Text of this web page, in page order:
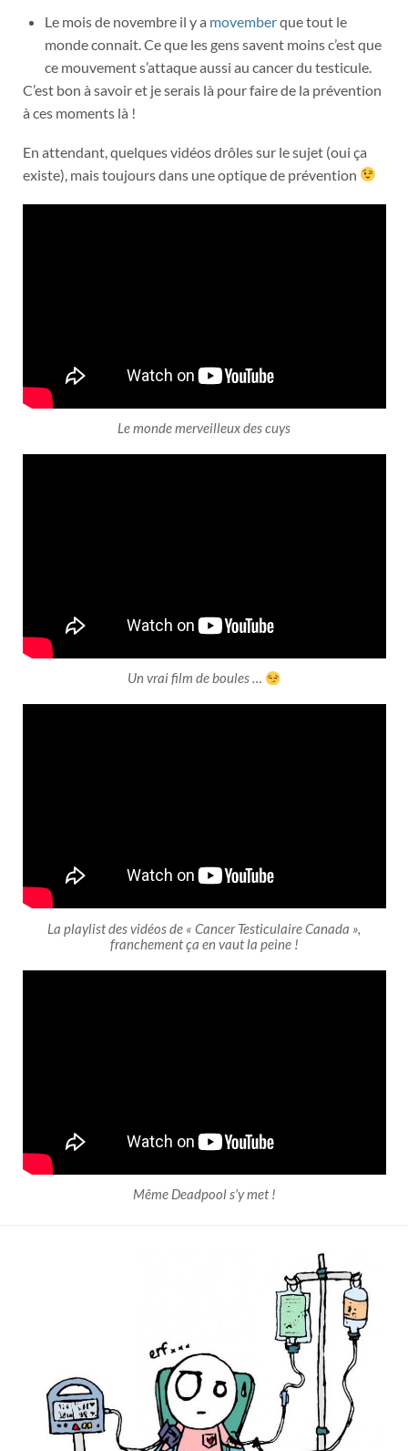
Le mois de novembre il y a movemberque tout le
monde connait. Ce que les gens savent moins c’est que
ce mouvement s’attaque aussi au cancer du testicule.
C’est bon à savoir et je serais là pour faire de la prévention
à ces moments là !
En attendant, quelques vidéos drôles sur le sujet (oui ça
existe), mais toujours dans une optique de prévention
Le monde merveilleux des cuys
Un vrai film de boules …
La playlist des vidéos de « Cancer Testiculaire Canada »,
franchement ça en vaut la peine !
Même Deadpool s’y met !